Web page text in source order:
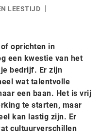
LEESTIJD
oprichten in
een kwestie van het
bedrijf. Er zijn
wat talentvolle
een baan. Het is vrij
te starten, maar
kan lastig zijn. Er
cultuurverschillen